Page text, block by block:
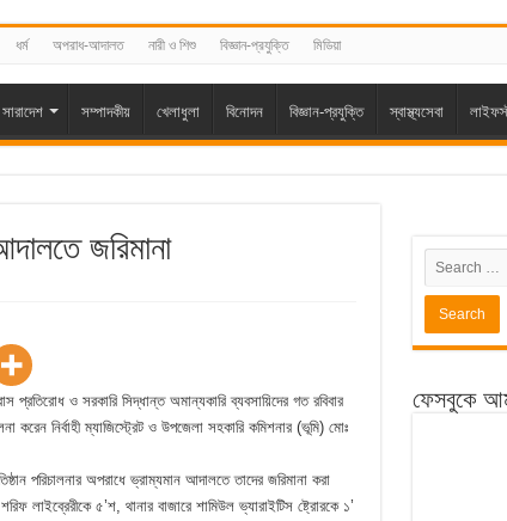
ধর্ম অপরাধ-আদালত নারী ও শিশু বিজ্ঞান-প্রযুক্তি মিডিয়া
সারাদেশ সম্পাদকীয় খেলাধুলা বিনোদন বিজ্ঞান-প্রযুক্তি স্বাস্থ্যসেবা
জরিমানা
প্রতিরোধ ও সরকারি সিদ্ধান্ত অমান্যকারি ব্যবসায়িদের গত রবিবার
নির্বাহী ম্যাজিস্ট্রেট ও উপজেলা সহকারি কমিশনার (ভূমি) মোঃ
পরিচালনার অপরাধে ভ্রাম্যমান আদালতে তাদের জরিমানা করা
লাইব্রেরীকে ৫’শ, থানার বাজারে শামিউল ভ্যারাইটিস ষ্ট্রোরকে ১’
ফেসবুকে